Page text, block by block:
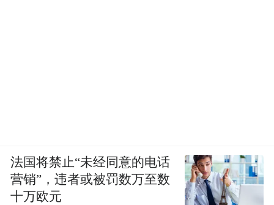
法国将禁止“未经同意的电话
营销”，违者或被罚数万至数
十万欧元